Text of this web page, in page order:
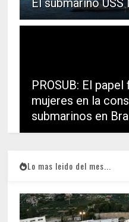
El submarino
PROSUB: El
mujeres en la
submarinos en
Lo mas leido del mes...